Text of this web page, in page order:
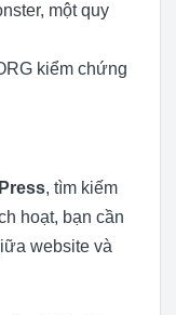
một quy
kiểm chứng
, tìm kiếm
hoạt, bạn cần
website và